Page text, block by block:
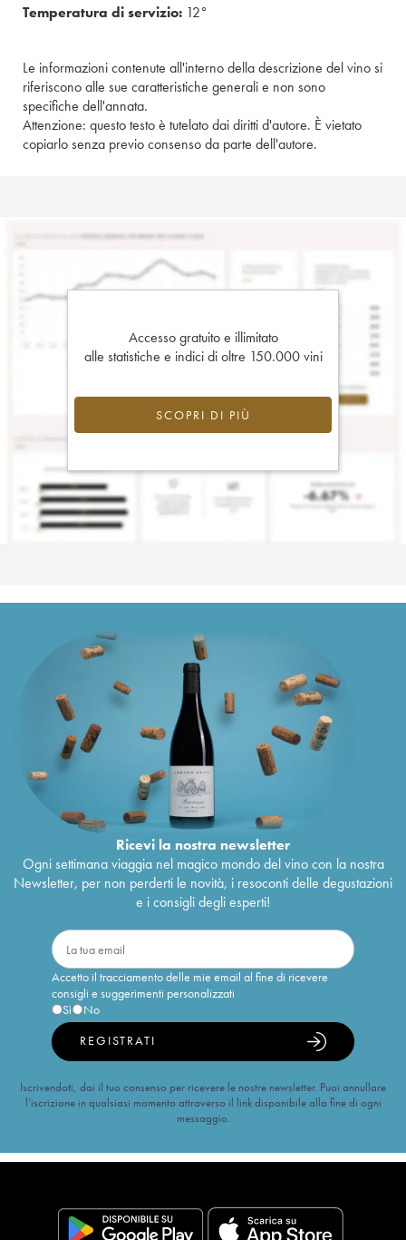
Temperatura di servizio: 12°
Le informazioni contenute all'interno della descrizione del vino si
riferiscono alle sue caratteristiche generali e non sono
specifiche dell'annata.
Attenzione: questo testo è tutelato dai diritti d'autore. È vietato
copiarlo senza previo consenso da parte dell'autore.
Accesso gratuito e illimitato
alle statistiche e indici di oltre 150.000 vini
SCOPRI DI PIÙ
Ricevi la nostra newsletter
Ogni settimana viaggia nel magico mondo del vino con la nostra
Newsletter, per non perderti le novità, i resoconti delle degustazioni
e i consigli degli esperti!
Accetto il tracciamento delle mie email al fine di ricevere
consigli e suggerimenti personalizzati
Sì
No
REGISTRATI
Iscrivendoti, dai il tuo consenso per ricevere le nostre newsletter. Puoi annullare
l’iscrizione in qualsiasi momento attraverso il link disponibile alla fine di ogni
messaggio.